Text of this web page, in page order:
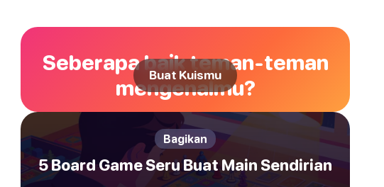
Seberapa baik teman-teman
mengenalmu?
Buat Kuismu
Bagikan
5 Board Game Seru Buat Main Sendirian